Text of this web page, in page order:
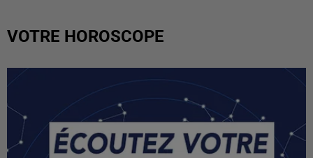
VOTRE HOROSCOPE